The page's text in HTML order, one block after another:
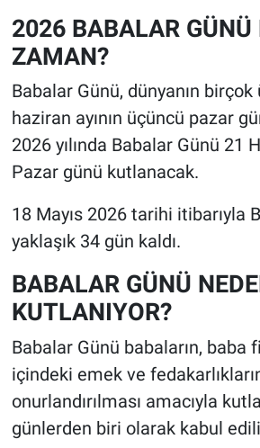
2026 BABALAR GÜNÜ
ZAMAN?
Babalar Günü, dünyanın birçok
haziran ayının üçüncü pazar
2026 yılında Babalar Günü 21
Pazar günü kutlanacak.
18 Mayıs 2026 tarihi itibarıyla
yaklaşık 34 gün kaldı.
BABALAR GÜNÜ
KUTLANIYOR?
Babalar Günü babaların, baba
içindeki emek ve
onurlandırılması amacıyla
günlerden biri olarak kabul